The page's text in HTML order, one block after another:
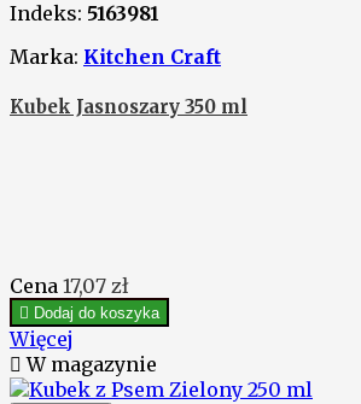
Indeks: 5163981
Marka: Kitchen Craft
Kubek Jasnoszary 350 ml
Cena 17,07 zł
 Dodaj do koszyka
Więcej
 W magazynie